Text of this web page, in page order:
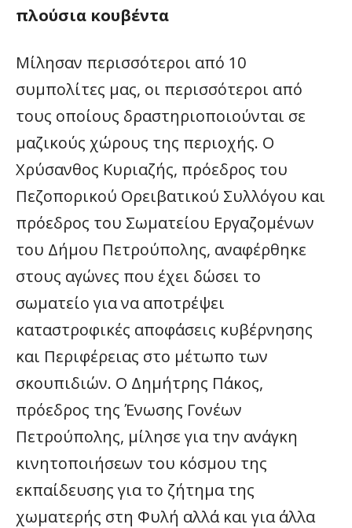
πλούσια κουβέντα
Μίλησαν περισσότεροι από 10
συμπολίτες μας, οι περισσότεροι από
τους οποίους δραστηριοποιούνται σε
μαζικούς χώρους της περιοχής. Ο
Χρύσανθος Κυριαζής, πρόεδρος του
Πεζοπορικού Ορειβατικού Συλλόγου και
πρόεδρος του Σωματείου Εργαζομένων
του Δήμου Πετρούπολης, αναφέρθηκε
στους αγώνες που έχει δώσει το
σωματείο για να αποτρέψει
καταστροφικές αποφάσεις κυβέρνησης
και Περιφέρειας στο μέτωπο των
σκουπιδιών. Ο Δημήτρης Πάκος,
πρόεδρος της Ένωσης Γονέων
Πετρούπολης, μίλησε για την ανάγκη
κινητοποιήσεων του κόσμου της
εκπαίδευσης για το ζήτημα της
χωματερής στη Φυλή αλλά και για άλλα